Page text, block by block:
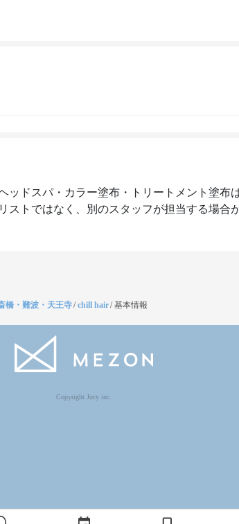
ッドスパ・カラー塗布・トリートメント塗布
ストではなく、別のスタッフが担当する場合
橋・難波・天王寺/chill hair/基本情報
Copyright Jocy inc.